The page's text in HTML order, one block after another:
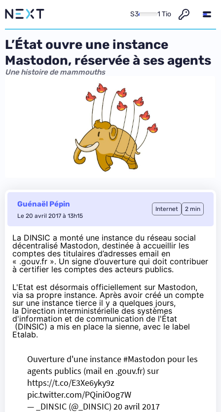
S3 1 Tio
L’État ouvre une instance
Mastodon, réservée à ses agents
Une histoire de mammouths
Guénaël Pépin
Le 20 avril 2017 à 13h15
Internet 2 min
La DINSIC a monté une instance du réseau social
décentralisé Mastodon, destinée à accueillir les
comptes des titulaires d’adresses email en
« .gouv.fr ». Un signe d’ouverture qui doit contribuer
à certifier les comptes des acteurs publics.
L'Etat est désormais officiellement sur Mastodon,
via sa propre instance. Après avoir créé un compte
sur une instance tierce il y a quelques jours,
la Direction interministérielle des systèmes
d'information et de communication de l'État
(DINSIC) a mis en place la sienne, avec le label
Etalab.
Ouverture d'une instance#Mastodon pour les
agents publics (mail en .gouv.fr) sur
https://t.co/E3Xe6yky9z
pic.twitter.com/PQiniOog7W
— _DINSIC (@_DINSIC) 20 avril 2017